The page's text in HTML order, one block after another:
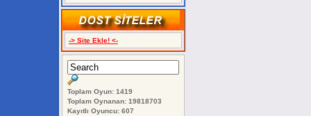
-> Site Ekle! <-
Toplam Oyun: 1419
Toplam Oynanan: 19818703
Kayıtlı Oyuncu: 607